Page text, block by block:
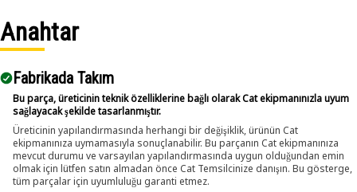
Anahtar
Fabrikada Takım
Bu parça, üreticinin teknik özelliklerine bağlı olarak Cat ekipmanınızla uyum
sağlayacak şekilde tasarlanmıştır.
Üreticinin yapılandırmasında herhangi bir değişiklik, ürünün Cat
ekipmanınıza uymamasıyla sonuçlanabilir. Bu parçanın Cat ekipmanınıza
mevcut durumu ve varsayılan yapılandırmasında uygun olduğundan emin
olmak için lütfen satın almadan önce Cat Temsilcinize danışın. Bu gösterge,
tüm parçalar için uyumluluğu garanti etmez.